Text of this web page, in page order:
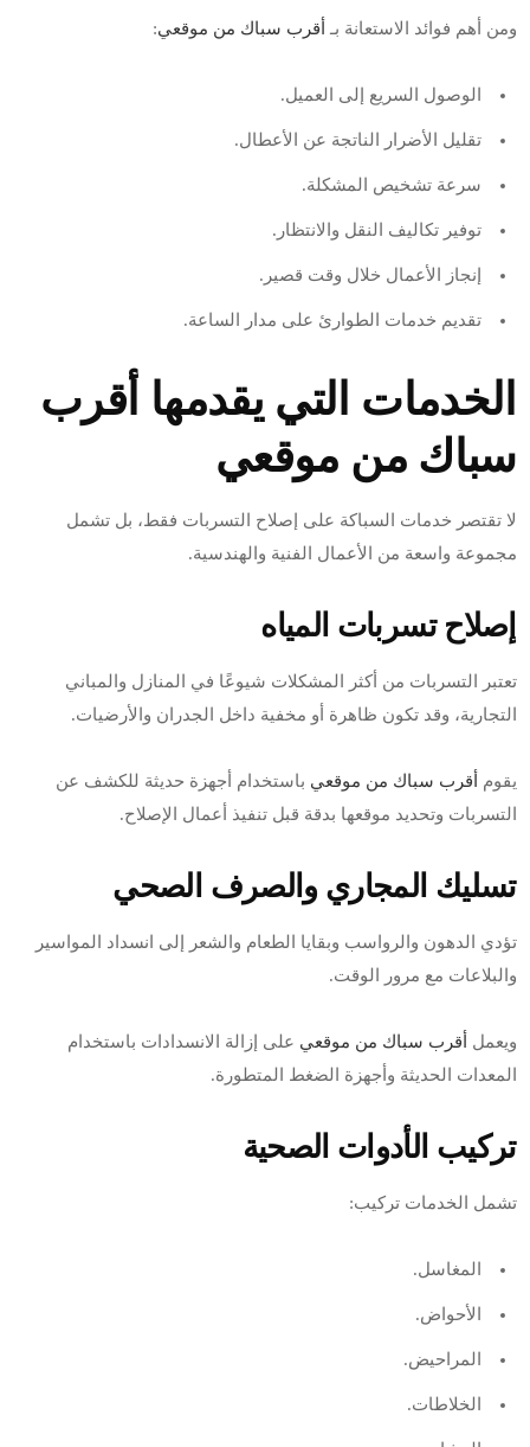
ومن أهم فوائد الاستعانة بـ أقرب سباك من موقعي:
الوصول السريع إلى العميل.
تقليل الأضرار الناتجة عن الأعطال.
سرعة تشخيص المشكلة.
توفير تكاليف النقل والانتظار.
إنجاز الأعمال خلال وقت قصير.
تقديم خدمات الطوارئ على مدار الساعة.
الخدمات التي يقدمها أقرب
سباك من موقعي
لا تقتصر خدمات السباكة على إصلاح التسربات فقط، بل تشمل
مجموعة واسعة من الأعمال الفنية والهندسية.
إصلاح تسربات المياه
تعتبر التسربات من أكثر المشكلات شيوعًا في المنازل والمباني
التجارية، وقد تكون ظاهرة أو مخفية داخل الجدران والأرضيات.
يقوم أقرب سباك من موقعي باستخدام أجهزة حديثة للكشف عن
التسربات وتحديد موقعها بدقة قبل تنفيذ أعمال الإصلاح.
تسليك المجاري والصرف الصحي
تؤدي الدهون والرواسب وبقايا الطعام والشعر إلى انسداد المواسير
والبلاعات مع مرور الوقت.
ويعمل أقرب سباك من موقعي على إزالة الانسدادات باستخدام
المعدات الحديثة وأجهزة الضغط المتطورة.
تركيب الأدوات الصحية
تشمل الخدمات تركيب:
المغاسل.
الأحواض.
المراحيض.
الخلاطات.